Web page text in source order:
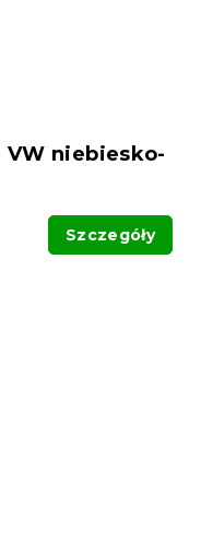
VW niebiesko-
Szczegóły